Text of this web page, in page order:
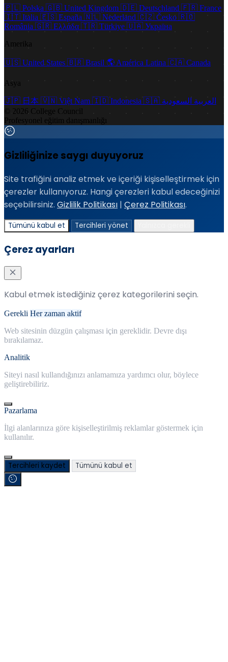
🇵🇱 Polska 🇬🇧 United Kingdom 🇩🇪 Deutschland 🇫🇷 France
🇮🇹 Italia 🇪🇸 España 🇳🇱 Nederland 🇨🇿 Česko 🇷🇴
România 🇬🇷 Ελλάδα 🇹🇷 Türkiye 🇺🇦 Україна
Amerika
🇺🇸 United States 🇧🇷 Brasil 🌎América Latina 🇨🇦 Canada
Asya
🇯🇵 日本 🇻🇳 Việt Nam 🇮🇩 Indonesia 🇸🇦 العربية السعودية
© 2026 College Council
Profesyonel eğitim danışmanlığı
Gizliliğinize saygı duyuyoruz
Site trafiğini analiz etmek ve içeriği kişiselleştirmek için
çerezler kullanıyoruz. Hangi çerezleri kabul edeceğinizi
seçebilirsiniz. Gizlilik Politikası | Çerez Politikası.
Tümünü kabul et Tercihleri yönet
Çerez ayarları
Kabul etmek istediğiniz çerez kategorilerini seçin.
Gerekli Her zaman aktif
Web sitesinin düzgün çalışması için gereklidir. Devre dışı
bırakılamaz.
Analitik
Siteyi nasıl kullandığınızı anlamamıza yardımcı olur, böylece
geliştirebiliriz.
Pazarlama
İlgi alanlarınıza göre kişiselleştirilmiş reklamlar göstermek için
kullanılır.
Tercihleri kaydet Tümünü kabul et